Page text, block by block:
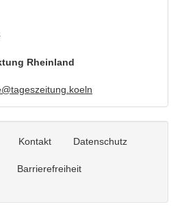
Rheinland
Kontakt Datenschutz
Barrierefreiheit